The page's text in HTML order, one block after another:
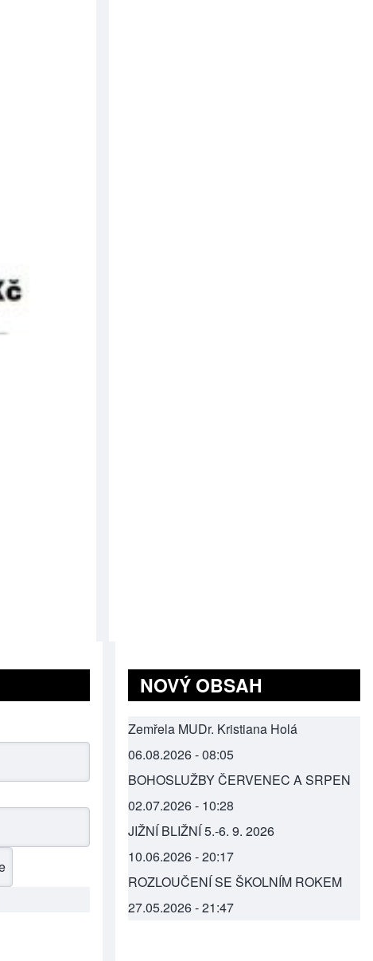
NOVÝ OBSAH
Zemřela MUDr. Kristiana Holá
06.08.2026 - 08:05
BOHOSLUŽBY ČERVENEC A SRPEN
02.07.2026 - 10:28
JIŽNÍ BLIŽNÍ 5.-6. 9. 2026
10.06.2026 - 20:17
ROZLOUČENÍ SE ŠKOLNÍM ROKEM
27.05.2026 - 21:47